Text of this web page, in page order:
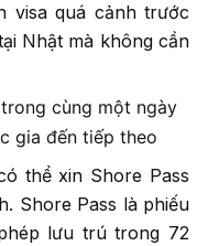
visa quá cảnh trước
Nhật mà không cần
cùng một ngày
gia đến tiếp theo
thể xin Shore Pass
Shore Pass là phiếu
lưu trú trong 72